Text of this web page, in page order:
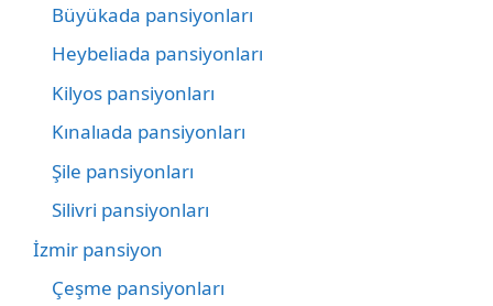
Büyükada pansiyonları
Heybeliada pansiyonları
Kilyos pansiyonları
Kınalıada pansiyonları
Şile pansiyonları
Silivri pansiyonları
İzmir pansiyon
Çeşme pansiyonları